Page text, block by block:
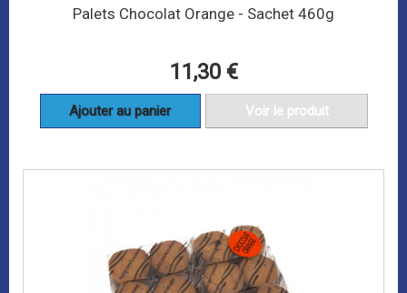
Palets Chocolat Orange - Sachet 460g
11,30 €
Ajouter au panier Voir le produit